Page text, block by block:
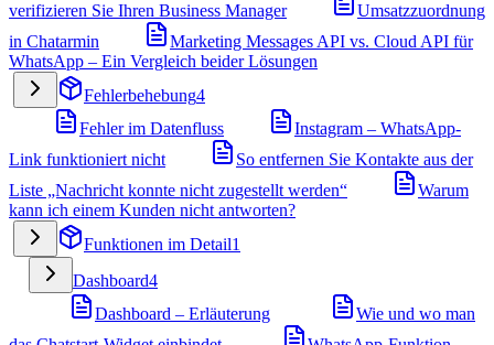
verifizieren Sie Ihren Business Manager
Umsatzzuordnung
in Chatarmin
Marketing Messages API vs. Cloud API für
WhatsApp – Ein Vergleich beider Lösungen
Fehlerbehebung4
Fehler im Datenfluss
Instagram – WhatsApp-
Link funktioniert nicht
So entfernen Sie Kontakte aus der
Liste „Nachricht konnte nicht zugestellt werden“
Warum
kann ich einem Kunden nicht antworten?
Funktionen im Detail1
Dashboard4
Dashboard – Erläuterung
Wie und wo man